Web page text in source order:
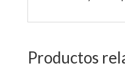
Productos